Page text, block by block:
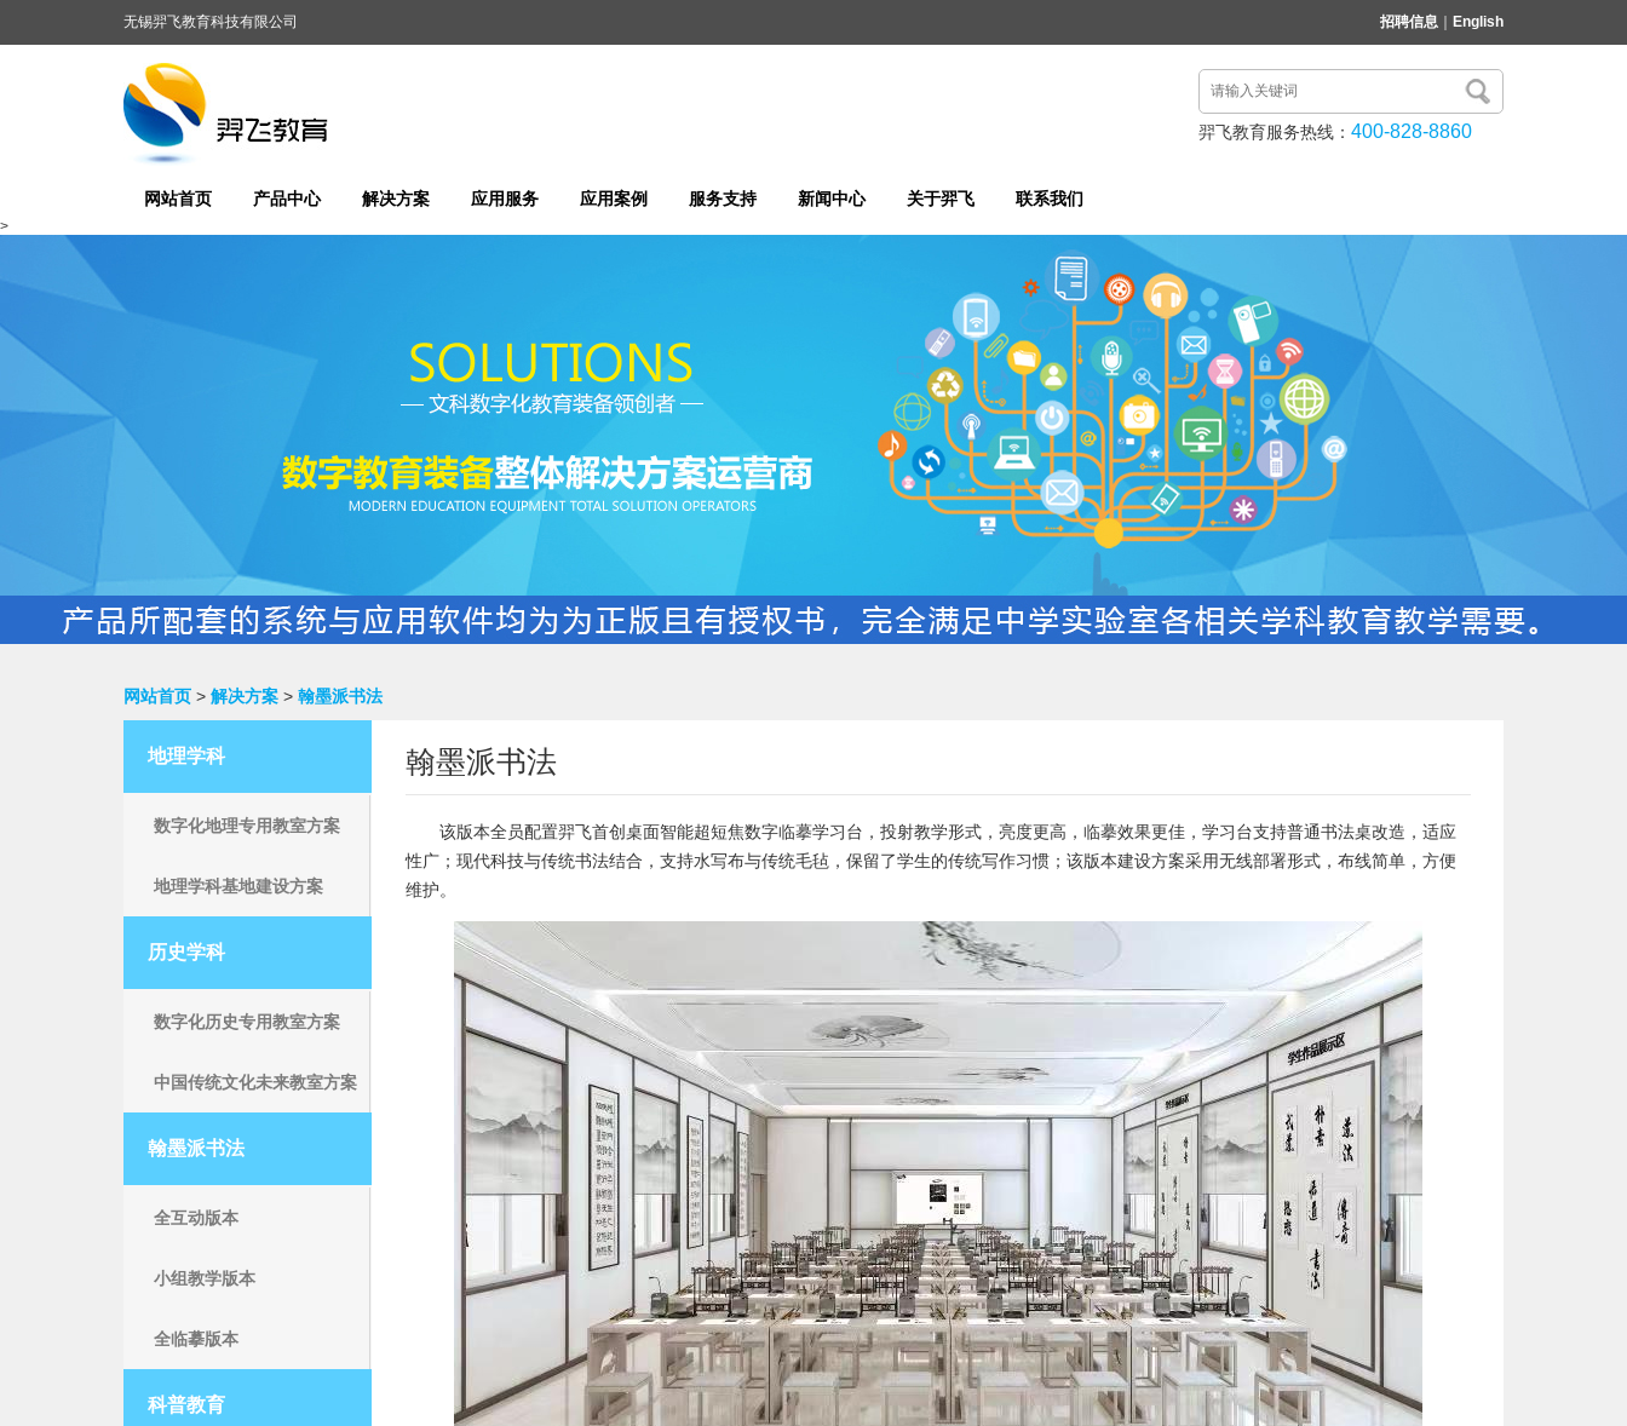
无锡羿飞教育科技有限公司 招聘信息 English
羿飞教育服务热线： 400-828-8860
网站首页 产品中心 解决方案 应用服务 应用案例 服务支持 新闻中心 关于羿飞 联系我们
>
网站首页 > 解决方案 > 翰墨派书法
地理学科
数字化地理专用教室方案
地理学科基地建设方案
历史学科
数字化历史专用教室方案
中国传统文化未来教室方案
翰墨派书法
全互动版本
小组教学版本
全临摹版本
科普教育
翰墨派书法
该版本全员配置羿飞首创桌面智能超短焦数字临摹学习台，投射教学形式，亮度更高，临摹效果更佳，学习台支持普通书法桌改造，适应
性广；现代科技与传统书法结合，支持水写布与传统毛毡，保留了学生的传统写作习惯；该版本建设方案采用无线部署形式，布线简单，方便
维护。